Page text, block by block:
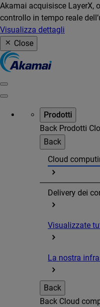
Akamai acquisisce LayerX,
controllo in tempo reale
Visualizza dettagli
Close
Prodotti
Back Prodotti
Back
Cloud
Delivery dei
Visualizzate
La nostra
Back
Back Cloud